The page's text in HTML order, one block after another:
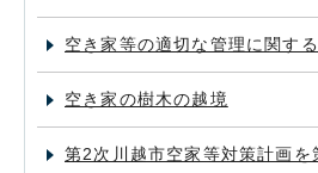
空き家等の適切な管理に関す
空き家の樹木の越境
第2次川越市空家等対策計画を